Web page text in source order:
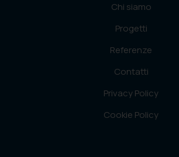
Chi siamo
Progetti
Referenze
Contatti
Privacy Policy
Cookie Policy